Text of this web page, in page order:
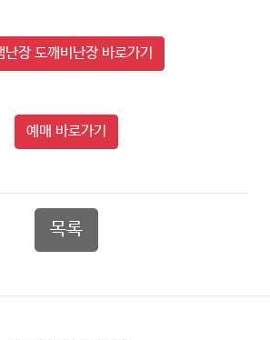
난장 도깨비난장 바로가기
예매 바로가기
목록